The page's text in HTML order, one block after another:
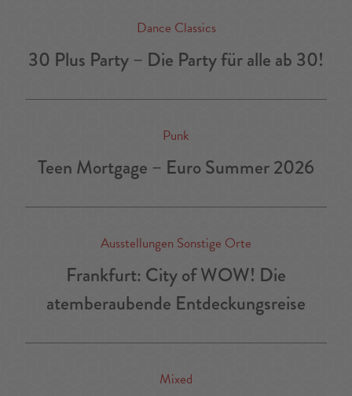
Dance Classics
30 Plus Party – Die Party für alle ab 30!
Punk
Teen Mortgage – Euro Summer 2026
Ausstellungen Sonstige Orte
Frankfurt: City of WOW! Die
atemberaubende Entdeckungsreise
Mixed